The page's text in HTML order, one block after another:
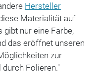
Hersteller
Materialität auf
gibt nur eine Farbe,
das eröffnet unseren
zur
Folieren."